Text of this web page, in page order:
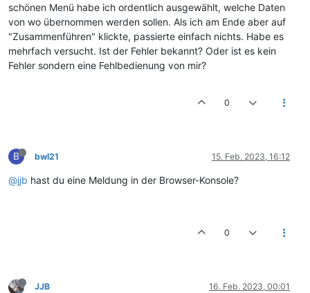
schönen Menü habe ich ordentlich ausgewählt, welche Daten
von wo übernommen werden sollen. Als ich am Ende aber auf
"Zusammenführen" klickte, passierte einfach nichts. Habe es
mehrfach versucht. Ist der Fehler bekannt? Oder ist es kein
Fehler sondern eine Fehlbedienung von mir?
0
B bwl21 15. Feb. 2023, 16:12
@jjb hast du eine Meldung in der Browser-Konsole?
0
JJB 16. Feb. 2023, 00:01